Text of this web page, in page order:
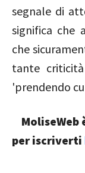
segnale di
significa che
che
tante
'prendendo
MoliseWeb
per iscriverti